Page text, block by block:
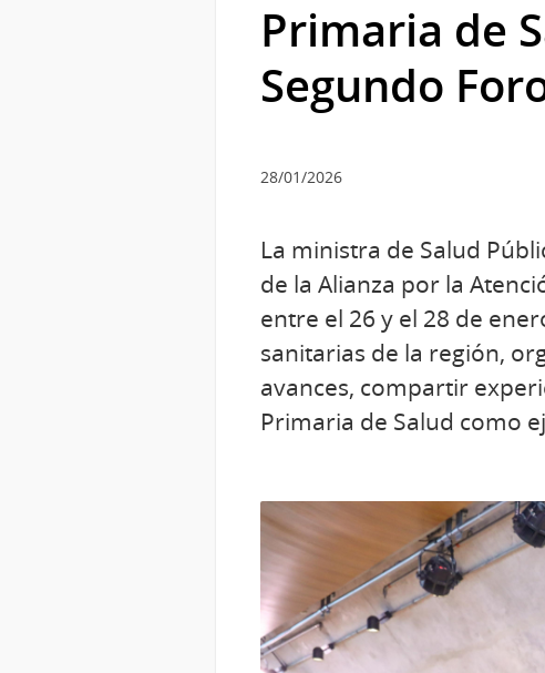
Primaria de
Segundo
28/01/2026
La ministra de Salud
de la Alianza por la
entre el 26 y el 28 de
sanitarias de la región,
avances, compartir
Primaria de Salud como